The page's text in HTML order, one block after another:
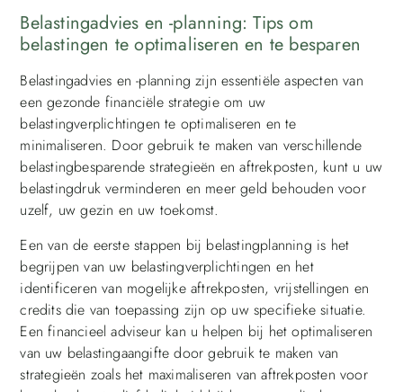
Belastingadvies en -planning: Tips om
belastingen te optimaliseren en te besparen
Belastingadvies en -planning zijn essentiële aspecten van
een gezonde financiële strategie om uw
belastingverplichtingen te optimaliseren en te
minimaliseren. Door gebruik te maken van verschillende
belastingbesparende strategieën en aftrekposten, kunt u uw
belastingdruk verminderen en meer geld behouden voor
uzelf, uw gezin en uw toekomst.
Een van de eerste stappen bij belastingplanning is het
begrijpen van uw belastingverplichtingen en het
identificeren van mogelijke aftrekposten, vrijstellingen en
credits die van toepassing zijn op uw specifieke situatie.
Een financieel adviseur kan u helpen bij het optimaliseren
van uw belastingaangifte door gebruik te maken van
strategieën zoals het maximaliseren van aftrekposten voor